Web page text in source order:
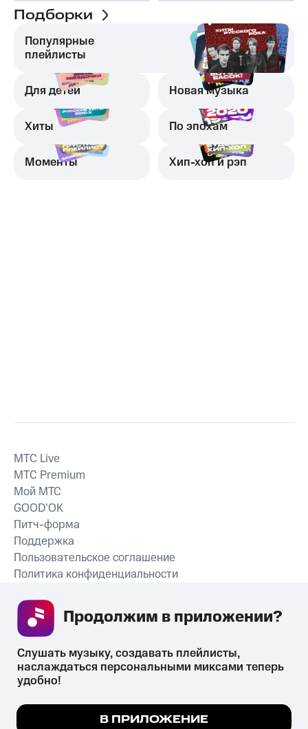
Подборки
Популярные
плейлисты
Для детей Новая музыка
Хиты По эпохам
Моменты Хип-хоп и рэп
СКАЧАТЬ ПРИЛОЖЕНИЕ
MTС Live
MTС Premium
Мой МТС
GOOD’OK
Питч-форма
Поддержка
Пользовательское соглашение
Политика конфиденциальности
психотропных веществ, их аналогов причиняет вред здоровью,
их незаконный оборот запрещён и влечёт установленную
Мы используем куки, чтобы на сайте все
Слушать музыку, создавать плейлисты,
наслаждаться персональными миксами теперь
удобно!
В ПРИЛОЖЕНИЕ